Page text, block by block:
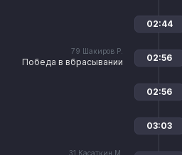
02:44
79 Шакиров Р.
Победа в вбрасывании 02:56
02:56
03:03
31 Касаткин М.